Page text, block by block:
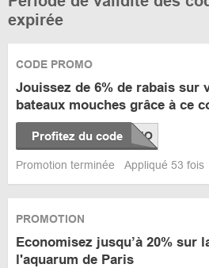
expirée
CODE PROMO
Jouissez de 6% de rabais sur
bateaux mouches grâce à ce
Profitez du code
Promotion terminée Appliqué 53 fois
PROMOTION
Economisez jusqu’à 20% sur
l'aquarum de Paris